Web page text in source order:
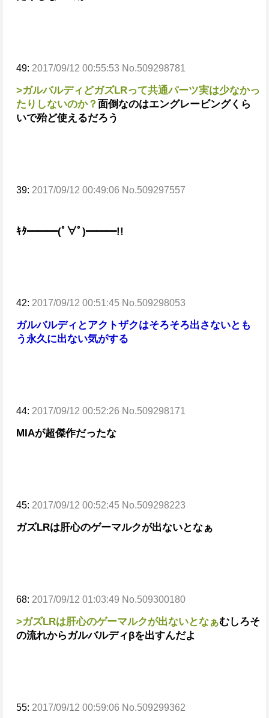
49: 2017/09/12 00:55:53 No.509298781
>ガルバルディどガズLRって共通パーツ実は少なかっ
たりしないのか？ 面倒なのはエングレービングくら
いで殆ど使えるだろう
39: 2017/09/12 00:49:06 No.509297557
ｷﾀ━━━(ﾟ∀ﾟ)━━━!!
42: 2017/09/12 00:51:45 No.509298053
ガルバルディとアクトザクはそろそろ出さないとも
う永久に出ない気がする
44: 2017/09/12 00:52:26 No.509298171
MIAが超傑作だったな
45: 2017/09/12 00:52:45 No.509298223
ガズLRは肝心のゲーマルクが出ないとなぁ
68: 2017/09/12 01:03:49 No.509300180
>ガズLRは肝心のゲーマルクが出ないとなぁむしろそ
の流れからガルバルディβを出すんだよ
55: 2017/09/12 00:59:06 No.509299362